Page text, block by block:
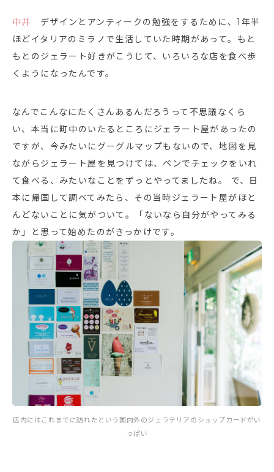
中井
デザインとアンティークの勉強をするために、1年半
ほどイタリアのミラノで生活していた時期があって。もと
もとのジェラート好きがこうじて、いろいろな店を食べ歩
くようになったんです。
なんでこんなにたくさんあるんだろうって不思議なくら
い、本当に町中のいたるところにジェラート屋があったの
ですが、今みたいにグーグルマップもないので、地図を見
ながらジェラート屋を見つけては、ペンでチェックをいれ
て食べる、みたいなことをずっとやってましたね。 で、日
本に帰国して調べてみたら、その当時ジェラート屋がほと
んどないことに気がついて。「ないなら自分がやってみる
か」と思って始めたのがきっかけです。
店内にはこれまでに訪れたという国内外のジェラテリアのショップカードがい
っぱい